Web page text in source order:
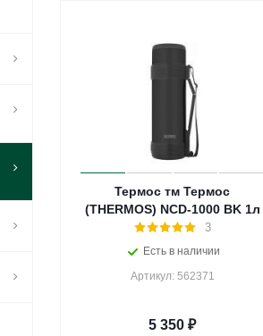
Термос тм Термос
(THERMOS) NCD-1000 BK 1л
3
Есть в наличии
Артикул: 562371
5 350 ₽